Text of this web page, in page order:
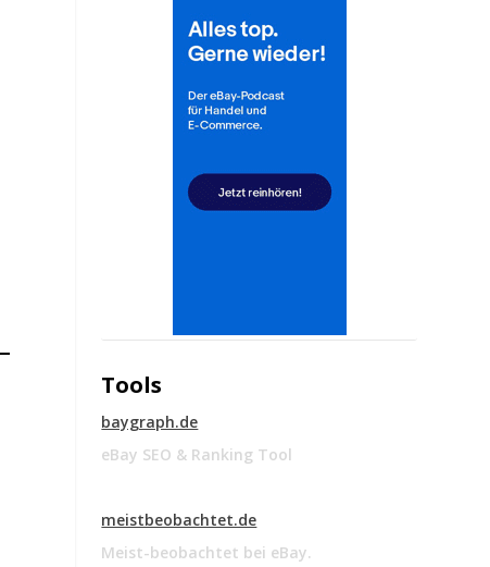
Tools
baygraph.de
eBay SEO & Ranking Tool
meistbeobachtet.de
Meist-beobachtet bei eBay.